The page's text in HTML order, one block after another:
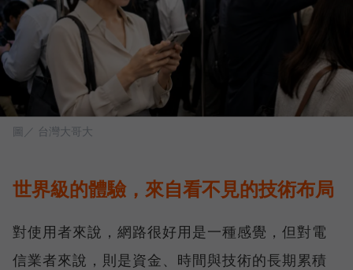
圖／ 台灣大哥大
世界級的體驗，來自看不見的技術布局
對使用者來說，網路很好用是一種感覺，但對電
信業者來說，則是資金、時間與技術的長期累積